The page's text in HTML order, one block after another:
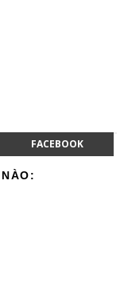
FACEBOOK